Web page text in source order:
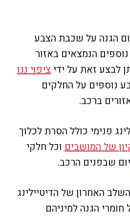
הגנה על שכבת הצבע
הנמצאים באזור
לבצע זאת על ידיציפוי ננו
נוספים על החלקים
ברכב.
פנימי כולל הסרת לכלוך
של המושבים וכל חלקי
שבפנים הרכב.
האחרון של הדיטיילינג
הגנה למיניהם